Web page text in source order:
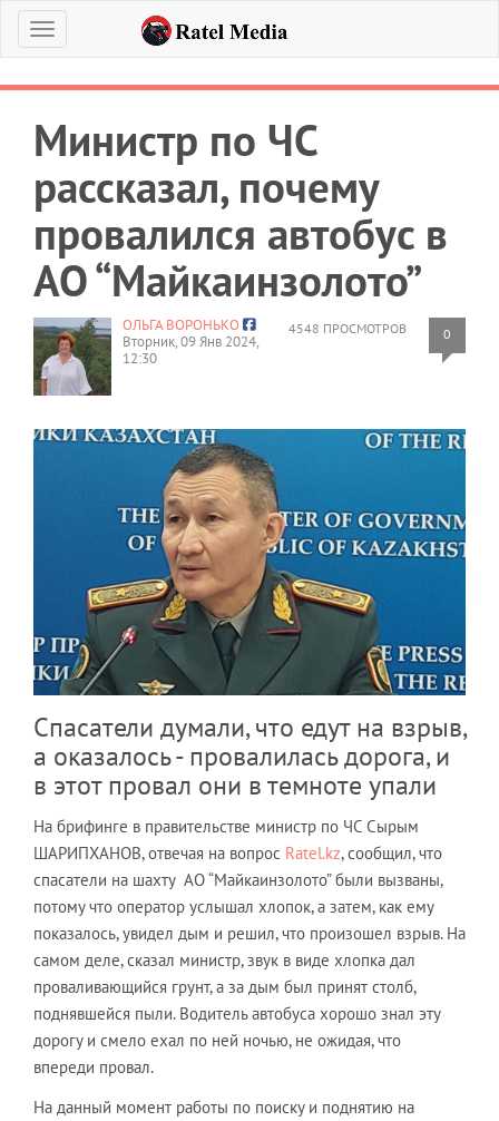
Меню
Министр по ЧС
рассказал, почему
провалился автобус в
АО “Майкаинзолото”
4548 ПРОСМОТРОВ 0
ОЛЬГА ВОРОНЬКО
Вторник, 09 Янв 2024,
12:30
Спасатели думали, что едут на взрыв,
а оказалось - провалилась дорога, и
в этот провал они в темноте упали
На брифинге в правительстве министр по ЧС Сырым
ШАРИПХАНОВ, отвечая на вопрос Ratel.kz, сообщил, что
спасатели на шахту АО “Майкаинзолото” были вызваны,
потому что оператор услышал хлопок, а затем, как ему
показалось, увидел дым и решил, что произошел взрыв. На
самом деле, сказал министр, звук в виде хлопка дал
проваливающийся грунт, а за дым был принят столб,
поднявшейся пыли. Водитель автобуса хорошо знал эту
дорогу и смело ехал по ней ночью, не ожидая, что
впереди провал.
На данный момент работы по поиску и поднятию на